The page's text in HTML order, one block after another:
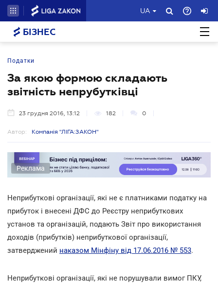
UA
БІЗНЕС
Податки
За якою формою складають
звітність непрубутківці
23 грудня 2016, 13:12 182 0
Автор: Компанія "ЛІГА:ЗАКОН"
Реклама
Неприбуткові організації, які не є платниками податку на
прибуток і внесені ДФС до Реєстру неприбуткових
установ та організацій, подають Звіт про використання
доходів (прибутків) неприбуткової організації,
затверджений наказом Мінфіну від 17.06.2016 № 553.
Неприбуткові організації, які не порушували вимог ПКУ,